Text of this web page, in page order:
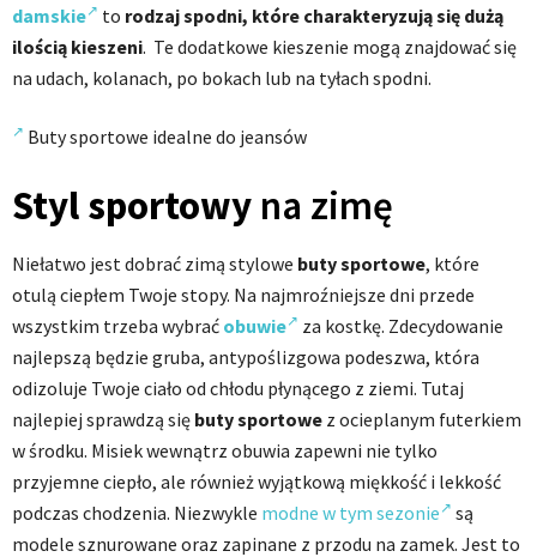
damskie
to rodzaj spodni, które charakteryzują się dużą
ilością kieszeni. Te dodatkowe kieszenie mogą znajdować się
na udach, kolanach, po bokach lub na tyłach spodni.
Buty sportowe idealne do jeansów
Styl sportowy na zimę
Niełatwo jest dobrać zimą stylowe buty sportowe, które
otulą ciepłem Twoje stopy. Na najmroźniejsze dni przede
wszystkim trzeba wybrać obuwie
za kostkę. Zdecydowanie
najlepszą będzie gruba, antypoślizgowa podeszwa, która
odizoluje Twoje ciało od chłodu płynącego z ziemi. Tutaj
najlepiej sprawdzą się buty sportowe z ocieplanym futerkiem
w środku. Misiek wewnątrz obuwia zapewni nie tylko
przyjemne ciepło, ale również wyjątkową miękkość i lekkość
podczas chodzenia. Niezwykle modne w tym sezonie
są
modele sznurowane oraz zapinane z przodu na zamek. Jest to